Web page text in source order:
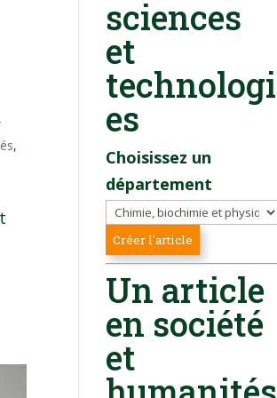
,
sciences
et
technologi
es
Choisissez un
département
Un article
en société
et